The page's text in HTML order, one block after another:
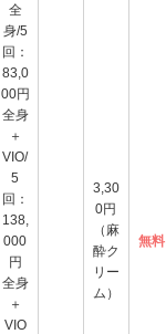
全
身/5
回：
83,0
00円
全身
＋
VIO/
5
回：
138,
000
円
全身
＋
VIO
3,30
0円
（麻
酔ク
リー
ム）
無料